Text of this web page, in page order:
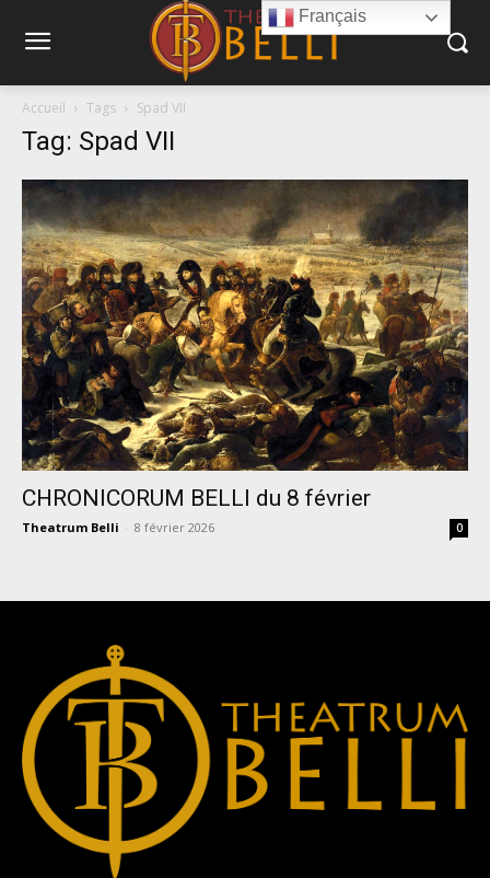
Accueil Tags Spad VII
Tag: Spad VII
CHRONICORUM BELLI du 8 février
Theatrum Belli - 8 février 2026 0
Français